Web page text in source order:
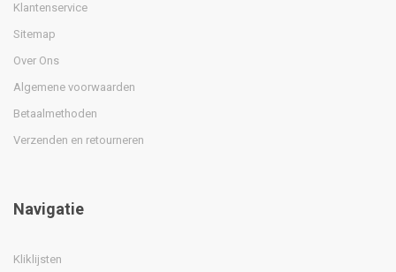
Klantenservice
Sitemap
Over Ons
Algemene voorwaarden
Betaalmethoden
Verzenden en retourneren
Navigatie
Kliklijsten